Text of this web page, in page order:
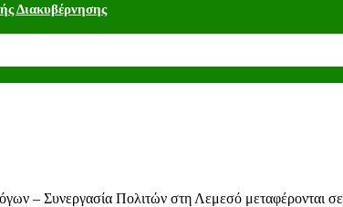
Διακυβέρνησης
– Συνεργασία Πολιτών στη Λεμεσό μεταφέρονται